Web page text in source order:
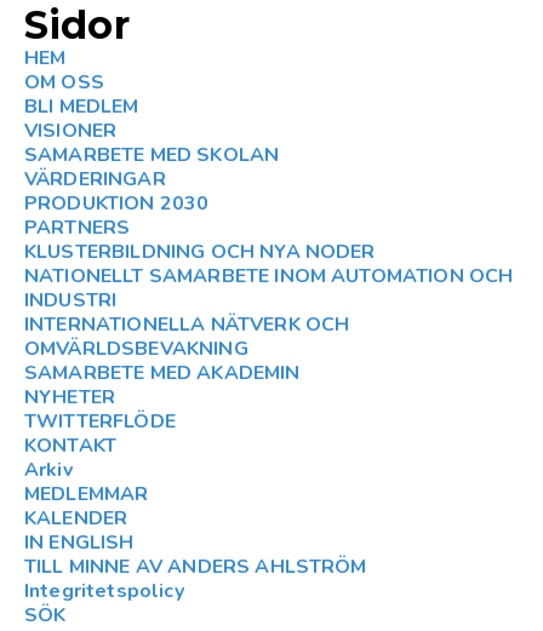
Sidor
HEM
OM OSS
BLI MEDLEM
VISIONER
SAMARBETE MED SKOLAN
VÄRDERINGAR
PRODUKTION 2030
PARTNERS
KLUSTERBILDNING OCH NYA NODER
NATIONELLT SAMARBETE INOM AUTOMATION OCH
INDUSTRI
INTERNATIONELLA NÄTVERK OCH
OMVÄRLDSBEVAKNING
SAMARBETE MED AKADEMIN
NYHETER
TWITTERFLÖDE
KONTAKT
Arkiv
MEDLEMMAR
KALENDER
IN ENGLISH
TILL MINNE AV ANDERS AHLSTRÖM
Integritetspolicy
SÖK